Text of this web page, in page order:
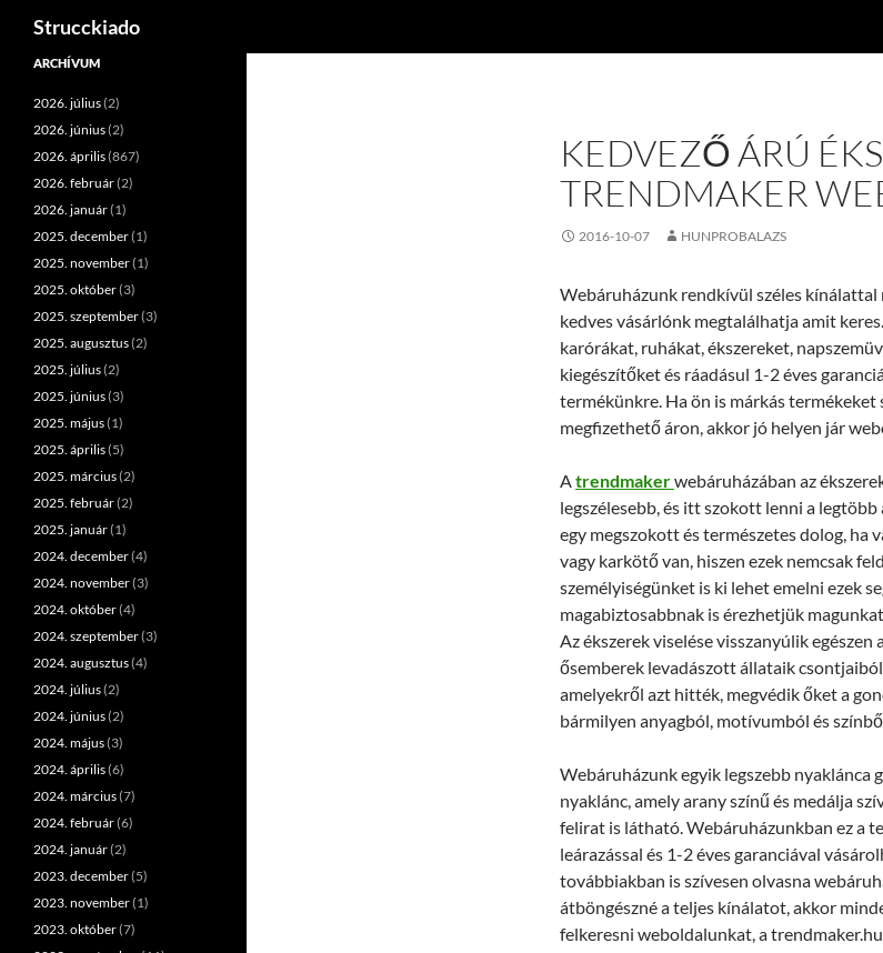
Tartalomhoz
Strucckiado
KEDVEZŐ ÁRÚ
TRENDMAKER
2016-10-07 HUNPROBALAZS
Webáruházunk rendkívül széles kínálattal
kedves vásárlónk megtalálhatja amit
karórákat, ruhákat, ékszereket,
kiegészítőket és ráadásul 1-2 éves
termékünkre. Ha ön is márkás termékeket
megfizethető áron, akkor jó helyen jár
Atrendmakerwebáruházában az
legszélesebb, és itt szokott lenni a
egy megszokott és természetes dolog, ha
vagy karkötő van, hiszen ezek nemcsak
személyiségünket is ki lehet emelni ezek
magabiztosabbnak is érezhetjük
Az ékszerek viselése visszanyúlik egészen
ősemberek levadászott állataik
amelyekről azt hitték, megvédik őket a
bármilyen anyagból, motívumból és
Webáruházunk egyik legszebb nyaklánca
nyaklánc, amely arany színű és medálja
felirat is látható. Webáruházunkban ez a
leárazással és 1-2 éves garanciával
továbbiakban is szívesen olvasna
átböngészné a teljes kínálatot, akkor
felkeresni weboldalunkat, a
ARCHÍVUM
2026. július(2)
2026. június(2)
2026. április(867)
2026. február(2)
2026. január(1)
2025. december(1)
2025. november(1)
2025. október(3)
2025. szeptember(3)
2025. augusztus(2)
2025. július(2)
2025. június(3)
2025. május(1)
2025. április(5)
2025. március(2)
2025. február(2)
2025. január(1)
2024. december(4)
2024. november(3)
2024. október(4)
2024. szeptember(3)
2024. augusztus(4)
2024. július(2)
2024. június(2)
2024. május(3)
2024. április(6)
2024. március(7)
2024. február(6)
2024. január(2)
2023. december(5)
2023. november(1)
2023. október(7)